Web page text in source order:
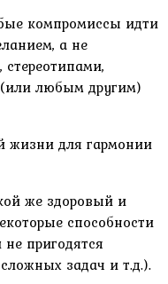
компромиссы идти
а не
любым другим)
же здоровый и
способности
пригодятся
задач и т.д.).